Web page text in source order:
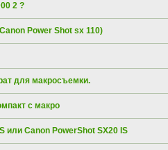
2 ?
Power Shot sx 110)
для макросъемки.
с макро
или Canon PowerShot SX20 IS